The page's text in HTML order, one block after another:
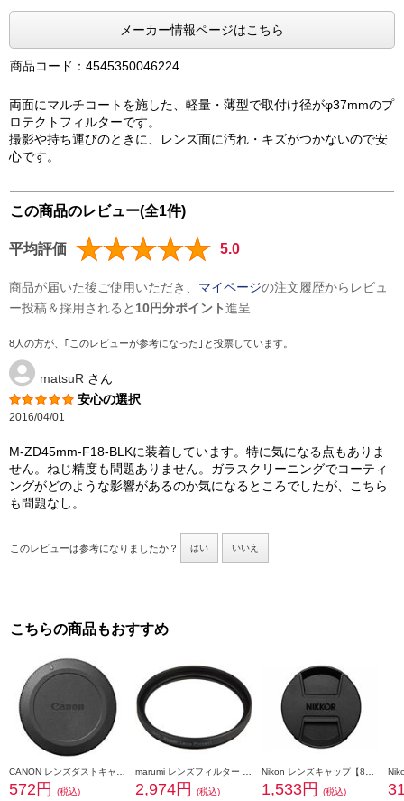
メーカー情報ページはこちら
商品コード：4545350046224
両面にマルチコートを施した、軽量・薄型で取付け径がφ37mmのプ
ロテクトフィルターです。
撮影や持ち運びのときに、レンズ面に汚れ・キズがつかないので安
心です。
この商品のレビュー(全1件)
平均評価 5.0
商品が届いた後ご使用いただき、 マイページの注文履歴からレビュ
ー投稿＆採用されると 10円分ポイント進呈
8人の方が、｢このレビューが参考になった｣と投票しています。
matsuR さん
安心の選択
2016/04/01
M-ZD45mm-F18-BLKに装着しています。特に気になる点もありま
せん。ねじ精度も問題ありません。ガラスクリーニングでコーティ
ングがどのような影響があるのか気になるところでしたが、こちら
も問題なし。
このレビューは参考になりましたか？ はい いいえ
こちらの商品もおすすめ
572円 (税込) 2,974円
(税込)
1,533円
(税込)